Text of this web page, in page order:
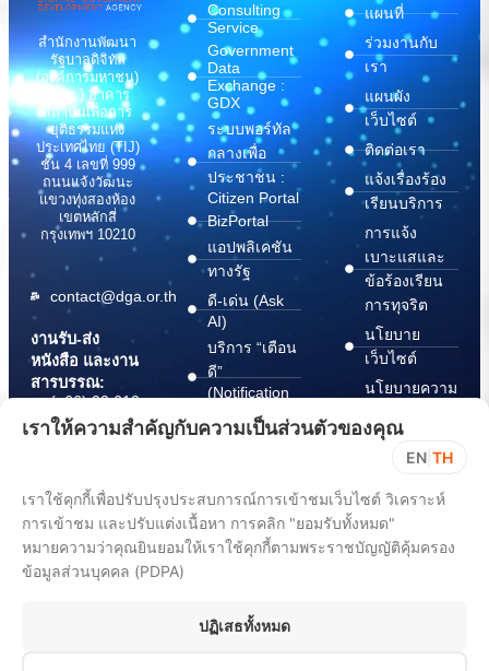
สำนักงานพัฒนา
รัฐบาลดิจิทัล
(องค์การมหาชน)
(สพร.) อาคาร
สถาบันเพื่อการ
ยุติธรรมแห่ง
ประเทศไทย (TIJ)
ชั้น 4 เลขที่ 999
ถนนแจ้งวัฒนะ
แขวงทุ่งสองห้อง
เขตหลักสี่
กรุงเทพฯ 10210
contact@dga.or.th
งานรับ-ส่ง
หนังสือ และงาน
สารบรรณ:
(+66) 02 612
6000
saraban@dga.or.th
Center:
(+66) 02 612
Consulting
Service
Government
Data
Exchange :
GDX
ระบบพอร์ทัล
กลางเพื่อ
ประชาชน :
Citizen Portal
BizPortal
แอปพลิเคชัน
ทางรัฐ
ดี-เด่น (Ask
AI)
บริการ “เตือน
ดี”
(Notification
บริการ
(Document
Wallet)
แผนที่
ร่วมงานกับ
เรา
แผนผัง
เว็บไซต์
ติดต่อเรา
แจ้งเรื่องร้อง
เรียนบริการ
การแจ้ง
เบาะแสและ
ข้อร้องเรียน
การทุจริต
นโยบาย
เว็บไซต์
นโยบายความ
ปลอดภัย
สารสนเทศ
ChangeLog
เราให้ความสำคัญกับความเป็นส่วนตัวของคุณ
EN TH
เราใช้คุกกี้เพื่อปรับปรุงประสบการณ์การเข้าชมเว็บไซต์ วิเคราะห์
การเข้าชม และปรับแต่งเนื้อหา การคลิก "ยอมรับทั้งหมด"
หมายความว่าคุณยินยอมให้เราใช้คุกกี้ตามพระราชบัญญัติคุ้มครอง
ข้อมูลส่วนบุคคล (PDPA)
ปฏิเสธทั้งหมด